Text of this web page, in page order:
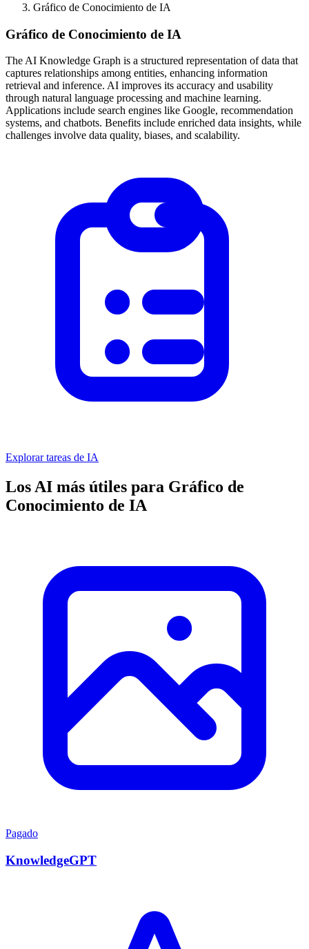
Gráfico de Conocimiento de IA
Gráfico de Conocimiento de IA
The AI Knowledge Graph is a structured representation of data that
captures relationships among entities, enhancing information
retrieval and inference. AI improves its accuracy and usability
through natural language processing and machine learning.
Applications include search engines like Google, recommendation
systems, and chatbots. Benefits include enriched data insights, while
challenges involve data quality, biases, and scalability.
Explorar tareas de IA
Los AI más útiles para Gráfico de
Conocimiento de IA
Pagado
KnowledgeGPT